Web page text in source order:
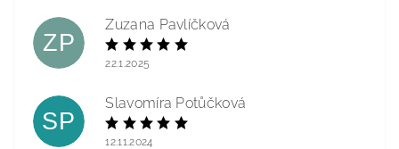
ZP
Zuzana Pavlíčková
22.1.2025
SP
Slavomíra Potůčková
12.11.2024